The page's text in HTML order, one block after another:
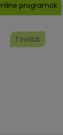
programok
Tovább